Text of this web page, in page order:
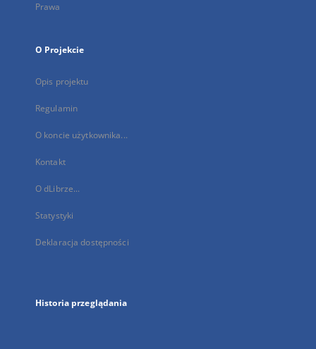
Prawa
O Projekcie
Opis projektu
Regulamin
O koncie użytkownika...
Kontakt
O dLibrze...
Statystyki
Deklaracja dostępności
Historia przeglądania